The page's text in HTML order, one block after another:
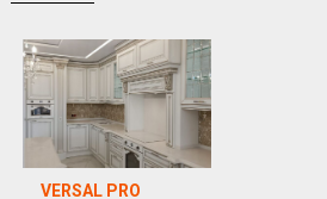
VERSAL PRO